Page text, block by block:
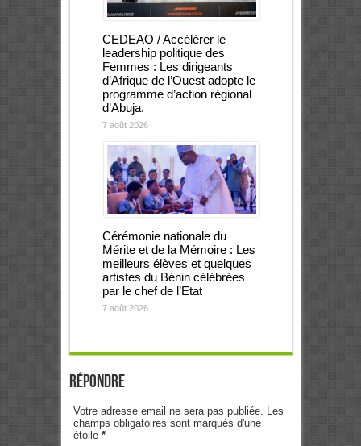
CEDEAO / Accélérer le
leadership politique des
Femmes : Les dirigeants
d’Afrique de l’Ouest adopte le
programme d’action régional
d’Abuja.
7 août 2026
Cérémonie nationale du
Mérite et de la Mémoire : Les
meilleurs élèves et quelques
artistes du Bénin célébrées
par le chef de l’Etat
7 août 2026
Répondre
Votre adresse email ne sera pas publiée. Les
champs obligatoires sont marqués d'une
étoile *